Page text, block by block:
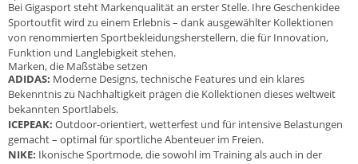
Bei Gigasport steht Markenqualität an erster Stelle. Ihre Geschenkidee
Sportoutfit wird zu einem Erlebnis – dank ausgewählter Kollektionen
von renommierten Sportbekleidungsherstellern, die für Innovation,
Funktion und Langlebigkeit stehen.
Marken, die Maßstäbe setzen
ADIDAS: Moderne Designs, technische Features und ein klares
Bekenntnis zu Nachhaltigkeit prägen die Kollektionen dieses weltweit
bekannten Sportlabels.
ICEPEAK: Outdoor-orientiert, wetterfest und für intensive Belastungen
gemacht – optimal für sportliche Abenteuer im Freien.
NIKE: Ikonische Sportmode, die sowohl im Training als auch in der